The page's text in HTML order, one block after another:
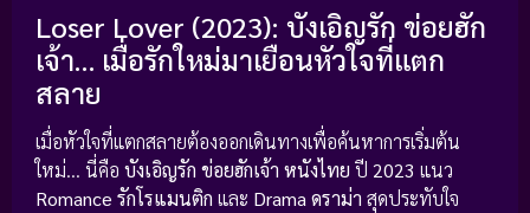
Loser Lover (2023): บังเอิญรัก ข่อยฮัก
เจ้า… เมื่อรักใหม่มาเยือนหัวใจที่แตก
สลาย
เมื่อหัวใจที่แตกสลายต้องออกเดินทางเพื่อค้นหาการเริ่มต้น
ใหม่… นี่คือ บังเอิญรัก ข่อยฮักเจ้า หนังไทย ปี 2023 แนว
Romance รักโรแมนติก และ Drama ดราม่า สุดประทับใจ